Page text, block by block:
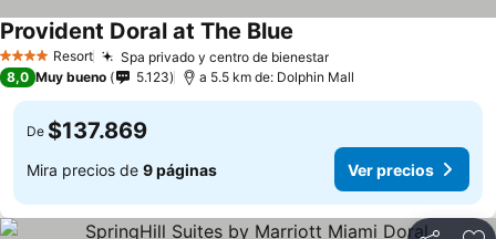
4 EstrellasResort Spa privado y centro de bienestarVer precios
Provident Doral at The Blue
8,0 Muy bueno 5.123 a 5.5 km de: Dolphin Mall
De $137.869
Mira precios de 9 páginas Ver precios